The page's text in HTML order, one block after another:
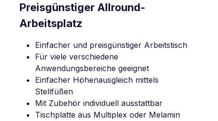
Preisgünstiger Allround-
Arbeitsplatz
Einfacher und preisgünstiger Arbeitstisch
Für viele verschiedene
Anwendungsbereiche geeignet
Einfacher Höhenausgleich mittels
Stellfüßen
Mit Zubehör individuell ausstattbar
Tischplatte aus Multiplex oder Melamin